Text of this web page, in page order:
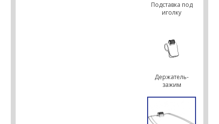
Подставка под
иголку
Держатель-
зажим